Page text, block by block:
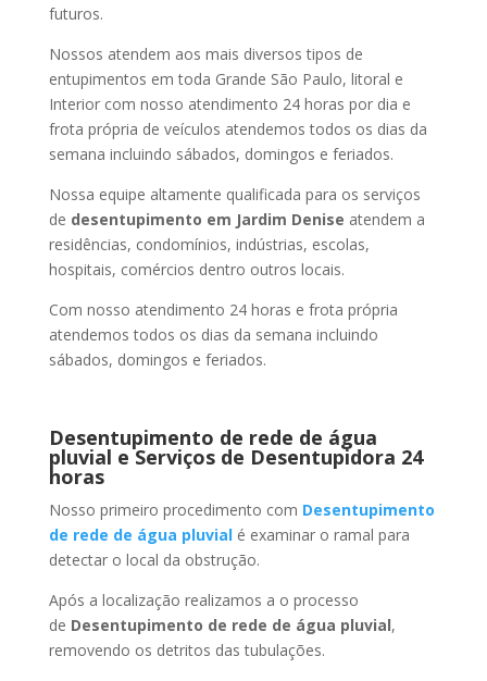
futuros.
Nossos atendem aos mais diversos tipos de
entupimentos em toda Grande São Paulo, litoral e
Interior com nosso atendimento 24 horas por dia e
frota própria de veículos atendemos todos os dias da
semana incluindo sábados, domingos e feriados.
Nossa equipe altamente qualificada para os serviços
de desentupimento em Jardim Denise atendem a
residências, condomínios, indústrias, escolas,
hospitais, comércios dentro outros locais.
Com nosso atendimento 24 horas e frota própria
atendemos todos os dias da semana incluindo
sábados, domingos e feriados.
Desentupimento de rede de água
pluvial e Serviços de Desentupidora 24
horas
Nosso primeiro procedimento com Desentupimento
de rede de água pluvialé examinar o ramal para
detectar o local da obstrução.
Após a localização realizamos a o processo
de Desentupimento de rede de água pluvial,
removendo os detritos das tubulações.